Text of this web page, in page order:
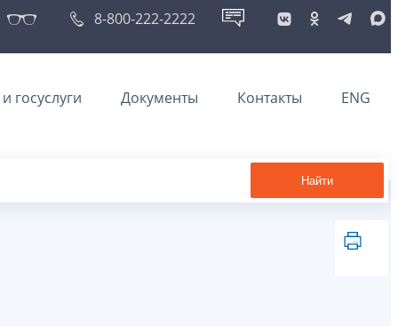
8-800-222-2222
госуслуги Документы Контакты ENG
Найти